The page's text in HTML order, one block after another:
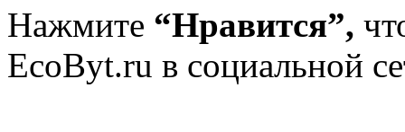
Нажмите “Нравится”,
EcoByt.ru в социальной